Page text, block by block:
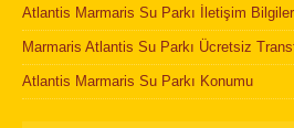
Atlantis Marmaris Su Parkı İletişim
Marmaris Atlantis Su Parkı Ücretsiz
Atlantis Marmaris Su Parkı Konumu